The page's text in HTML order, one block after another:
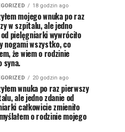
18 godzin ago
mojego wnuka po raz
w szpitalu, ale jedno
pielęgniarki wywróciło
nogami wszystko, co
że wiem o rodzinie
syna.
20 godzin ago
wnuka po raz pierwszy
ale jedno zdanie od
całkowicie zmieniło
o rodzinie mojego